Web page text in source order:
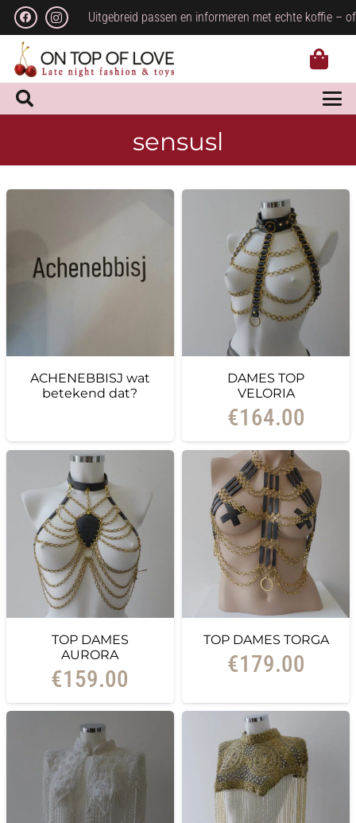
Uitgebreid passen en informeren met echte koffie –
sensusl
ACHENEBBISJ wat
betekend dat?
DAMES TOP
VELORIA
€164.00
TOP DAMES
AURORA
€159.00
TOP DAMES TORGA
€179.00